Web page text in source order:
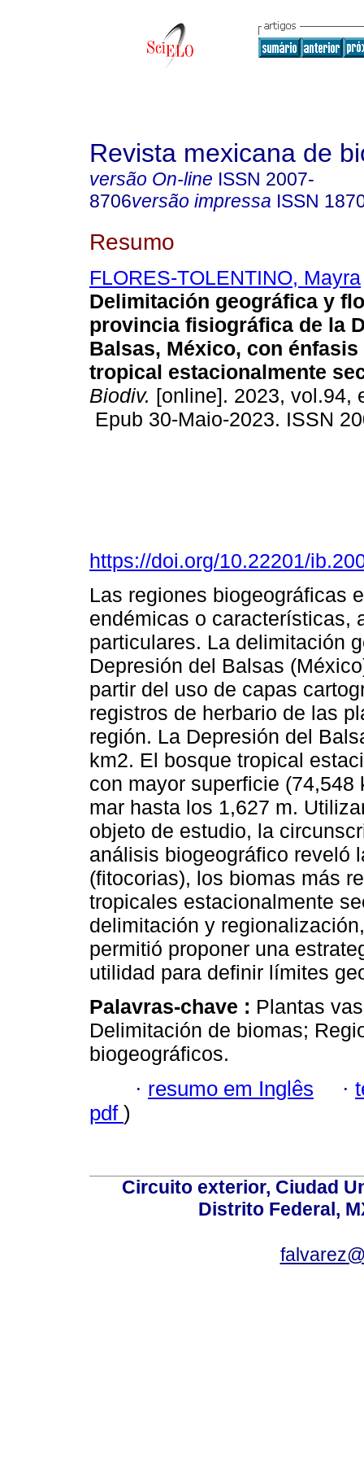
Revista mexicana de
versão On-line ISSN 2007-
8706versão impressa ISSN
Resumo
FLORES-TOLENTINO, Mayra
Delimitación geográfica y
provincia fisiográfica de la
Balsas, México, con
tropical estacionalmente
Biodiv. [online]. 2023, vol.94,
Epub 30-Maio-2023. ISSN
https://doi.org/10.22201/
Las regiones biogeográficas
endémicas o características,
particulares. La delimitación
Depresión del Balsas
partir del uso de capas
registros de herbario de las
región. La Depresión del
km2. El bosque tropical
con mayor superficie
mar hasta los 1,627 m.
objeto de estudio, la
análisis biogeográfico reveló
(fitocorias), los biomas más
tropicales estacionalmente
delimitación y
permitió proponer una
utilidad para definir límites
Palavras-chave : Plantas
Delimitación de biomas;
biogeográficos.
· resumo em Inglês ·
pdf )
Circuito exterior, Ciudad
Distrito Federal,